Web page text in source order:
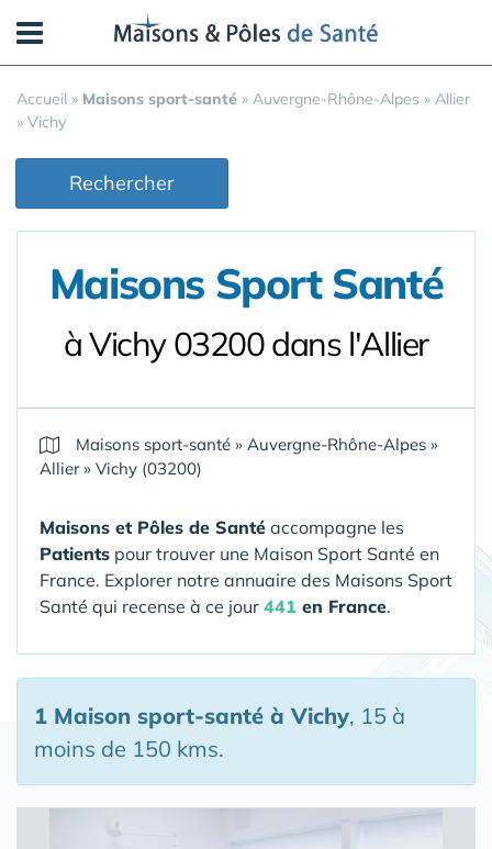
Accueil » Maisons sport-santé » Auvergne-Rhône-Alpes » Allier
» Vichy
Rechercher
Maisons Sport Santé
à Vichy 03200 dans l'Allier
Maisons sport-santé » Auvergne-Rhône-Alpes »
Allier» Vichy (03200)
Maisons et Pôles de Santé accompagne les
Patients pour trouver une Maison Sport Santé en
France. Explorer notre annuaire des Maisons Sport
Santé qui recense à ce jour 441 en France.
1 Maison sport-santé à Vichy, 15 à
moins de 150 kms.
Panneau de gestion des cookies